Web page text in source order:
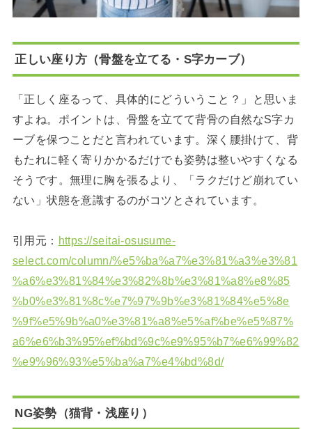
正しい座り方（骨盤を立てる・S字カーブ）
「正しく座るって、具体的にどういうこと？」と思いま
すよね。ポイントは、骨盤を立てて背骨の自然なS字カ
ーブを保つことだと言われています。深く腰掛けて、背
もたれに軽く寄りかかるだけでも姿勢は整いやすくなる
そうです。無理に胸を張るより、「ラクだけど崩れてい
ない」状態を意識するのがコツとされています。
引用元： https://seitai-osusume-
select.com/column/%e5%ba%a7%e3%81%a3%e3%81
%a6%e3%81%84%e3%82%8b%e3%81%a8%e8%85
%b0%e3%81%8c%e7%97%9b%e3%81%84%e5%8e
%9f%e5%9b%a0%e3%81%a8%e5%af%be%e5%87%
a6%e6%b3%95%ef%bd%9c%e9%95%b7%e6%99%82
%e9%96%93%e5%ba%a7%e4%bd%8d/
NG姿勢（猫背・浅座り）